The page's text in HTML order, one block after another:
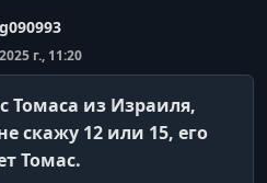
г., 11:20
Томаса из Израиля,
скажу 12 или 15, его
Томас.